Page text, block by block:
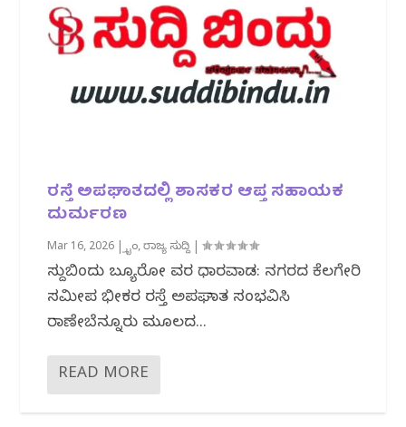
ರಸ್ತೆ ಅಪಘಾತದಲ್ಲಿ ಶಾಸಕರ ಆಪ್ತ ಸಹಾಯಕ
ದುರ್ಮರಣ
Mar 16, 2026 |ಕ್ರೈಂ,ರಾಜ್ಯ ಸುದ್ದಿ |
ಸುದ್ದಿಬಿಂದು ಬ್ಯೂರೋ ವರದಿ ಧಾರವಾಡ: ನಗರದ ಕೆಲಗೇರಿ
ಸಮೀಪ ಭೀಕರ ರಸ್ತೆ ಅಪಘಾತ ಸಂಭವಿಸಿ
ರಾಣೇಬೆನ್ನೂರು ಮೂಲದ...
READ MORE